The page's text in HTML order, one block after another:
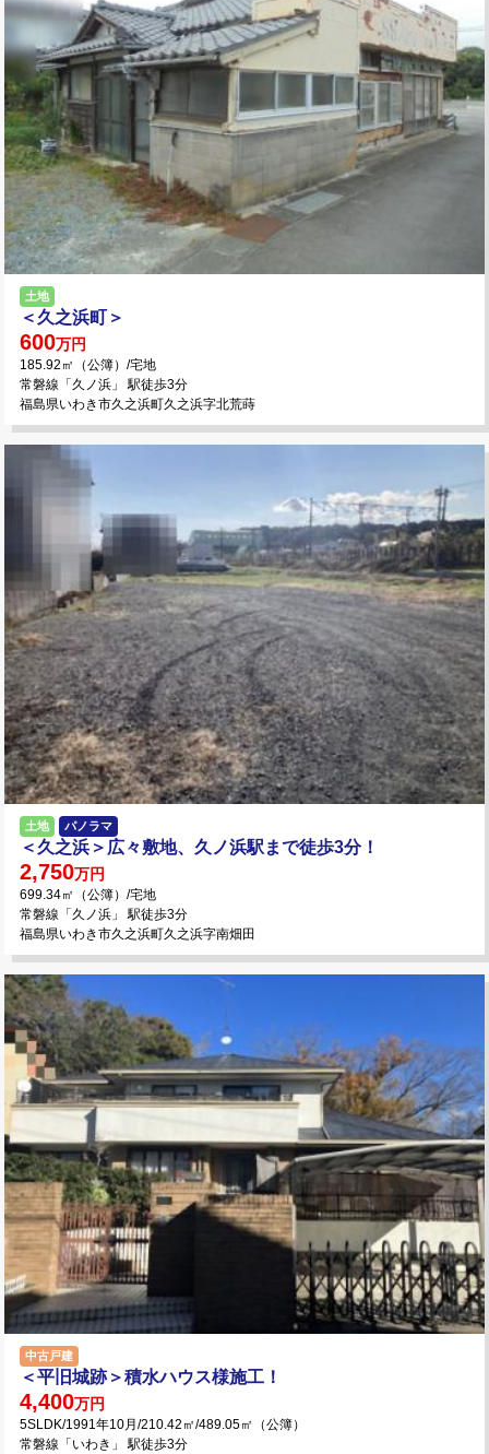
土地
＜久之浜町＞
600万円
185.92㎡（公簿）/宅地
常磐線「久ノ浜」 駅徒歩3分
福島県いわき市久之浜町久之浜字北荒蒔
土地 パノラマ
＜久之浜＞広々敷地、久ノ浜駅まで徒歩3分！
2,750万円
699.34㎡（公簿）/宅地
常磐線「久ノ浜」 駅徒歩3分
福島県いわき市久之浜町久之浜字南畑田
中古戸建
＜平旧城跡＞積水ハウス様施工！
4,400万円
5SLDK/1991年10月/210.42㎡/489.05㎡（公簿）
常磐線「いわき」 駅徒歩3分